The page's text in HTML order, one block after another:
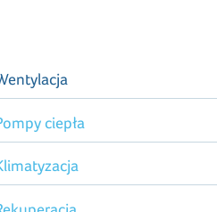
ciepła